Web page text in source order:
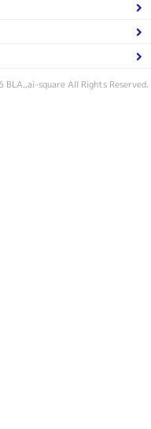
BLA.,ai-square All Rights Reserved.